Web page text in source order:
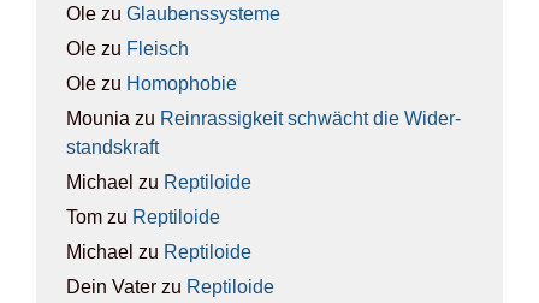
Ole zu Glau­bens­sys­te­me
Ole zu Fleisch
Ole zu Homo­pho­bie
Mounia zu Rein­ras­sig­keit schwächt die Wider­
stands­kraft
Michael zu Rep­ti­lo­ide
Tom zu Rep­ti­lo­ide
Michael zu Rep­ti­lo­ide
Dein Vater zu Rep­ti­lo­ide